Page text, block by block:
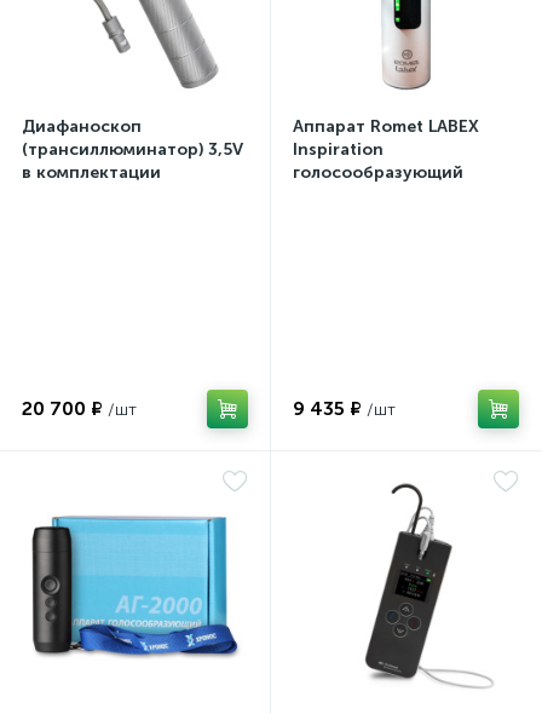
Диафаноскоп
(трансиллюминатор) 3,5V
в комплектации
20 700 ₽
Аппарат Romet LABEX
Inspiration
голосообразующий
9 435 ₽